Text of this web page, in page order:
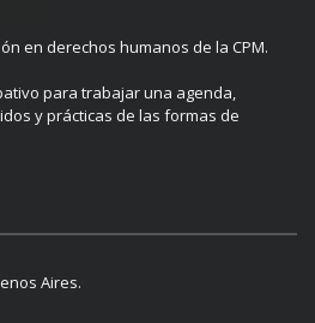
en derechos humanos de la CPM.
para trabajar una agenda,
y prácticas de las formas de
Aires.